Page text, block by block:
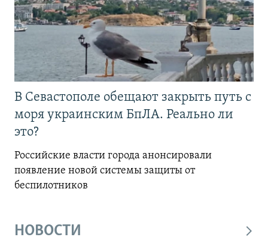
В Севастополе обещают закрыть путь с
моря украинским БпЛА. Реально ли
это?
Российские власти города анонсировали
появление новой системы защиты от
беспилотников
НОВОСТИ